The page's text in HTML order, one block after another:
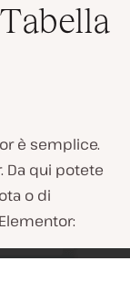
è semplice.
Da qui potete
o di